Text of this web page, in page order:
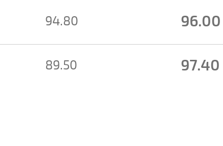
94.80 96.00
89.50 97.40